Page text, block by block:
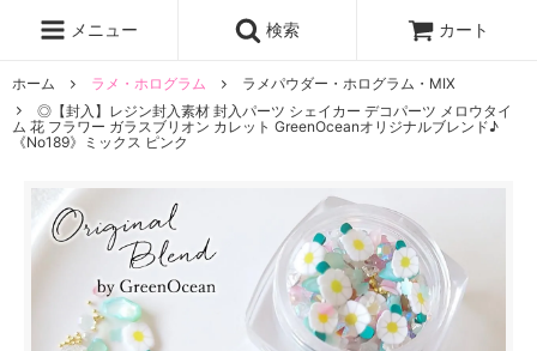
メニュー 検索 カート
ホーム ラメ・ホログラム
ラメパウダー・ホログラム・MIX
◎【封入】レジン封入素材 封入パーツ シェイカー デコパーツ メロウタイ
ム 花 フラワー ガラスブリオン カレット GreenOceanオリジナルブレンド♪
《No189》ミックス ピンク